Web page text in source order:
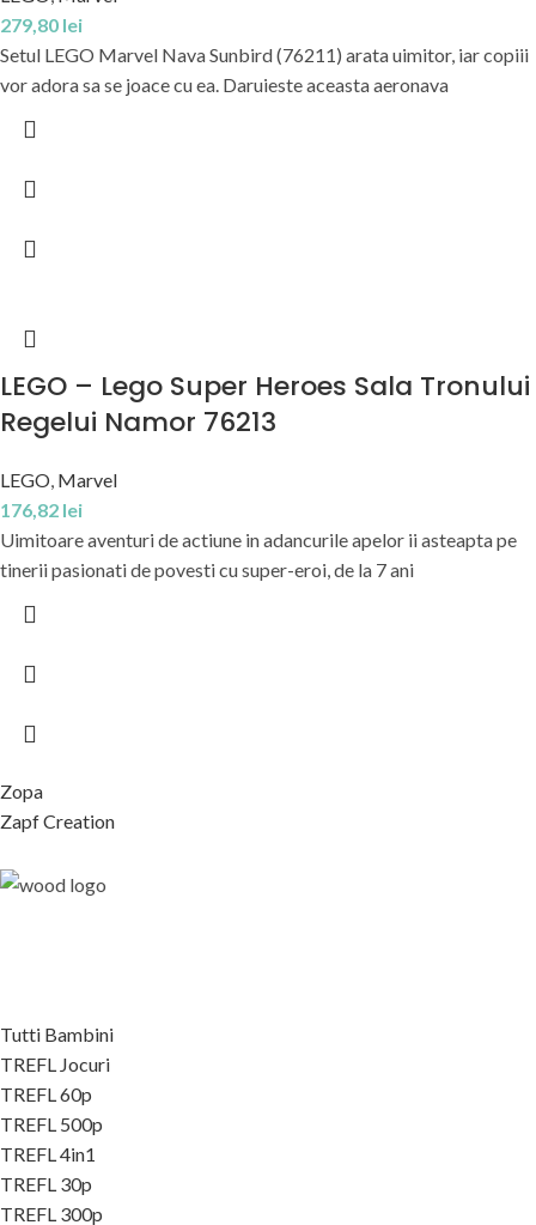
279,80 lei
Setul LEGO Marvel Nava Sunbird (76211) arata uimitor, iar copiii
vor adora sa se joace cu ea. Daruieste aceasta aeronava
LEGO – Lego Super Heroes Sala Tronului
Regelui Namor 76213
LEGO, Marvel
176,82 lei
Uimitoare aventuri de actiune in adancurile apelor ii asteapta pe
tinerii pasionati de povesti cu super-eroi, de la 7 ani
Zopa
Zapf Creation
Tutti Bambini
TREFL Jocuri
TREFL 60p
TREFL 500p
TREFL 4in1
TREFL 30p
TREFL 300p